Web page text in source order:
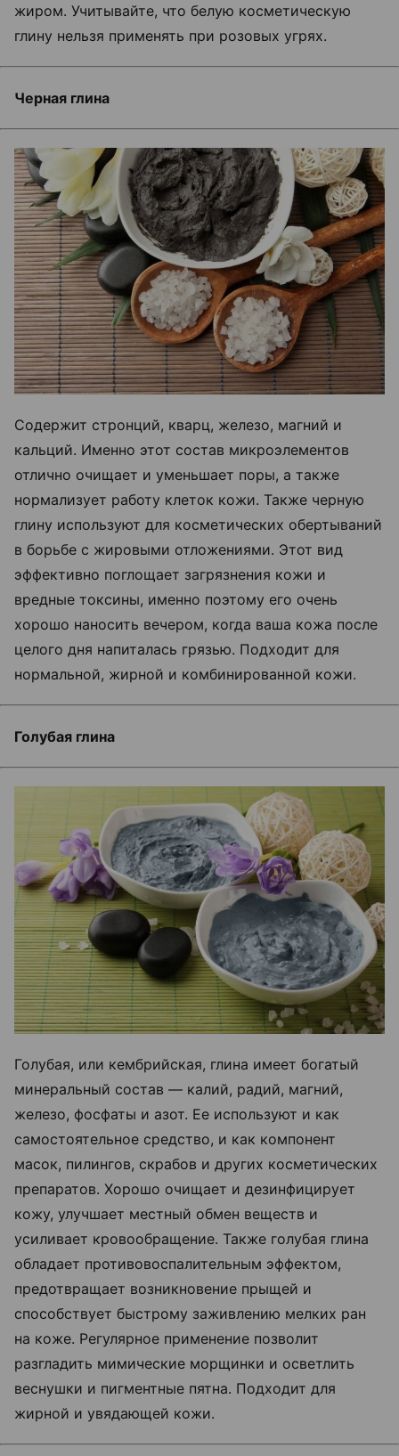
жиром. Учитывайте, что белую косметическую
глину нельзя применять при розовых угрях.
Черная глина
Содержит стронций, кварц, железо, магний и
кальций. Именно этот состав микроэлементов
отлично очищает и уменьшает поры, а также
нормализует работу клеток кожи. Также черную
глину используют для косметических обертываний
в борьбе с жировыми отложениями. Этот вид
эффективно поглощает загрязнения кожи и
вредные токсины, именно поэтому его очень
хорошо наносить вечером, когда ваша кожа после
целого дня напиталась грязью. Подходит для
нормальной, жирной и комбинированной кожи.
Голубая глина
Голубая, или кембрийская, глина имеет богатый
минеральный состав — калий, радий, магний,
железо, фосфаты и азот. Ее используют и как
самостоятельное средство, и как компонент
масок, пилингов, скрабов и других косметических
препаратов. Хорошо очищает и дезинфицирует
кожу, улучшает местный обмен веществ и
усиливает кровообращение. Также голубая глина
обладает противовоспалительным эффектом,
предотвращает возникновение прыщей и
способствует быстрому заживлению мелких ран
на коже. Регулярное применение позволит
разгладить мимические морщинки и осветлить
веснушки и пигментные пятна. Подходит для
жирной и увядающей кожи.